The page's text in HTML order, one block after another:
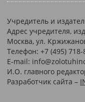
Учредитель и
Адрес учредителя,
Москва, ул.
Телефон: +7 (495) 718-
E-mail:
И.О. главного
Разработчик сайта –